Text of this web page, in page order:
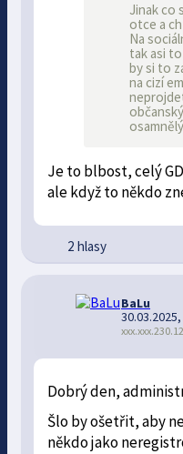
Jinak co
otce a
Na
tak asi
by si to
na cizí
Je to blbost, celý
ale když to někdo
2 hlasy
BaLu
Dobrý den,
Šlo by ošetřit, aby
někdo jako